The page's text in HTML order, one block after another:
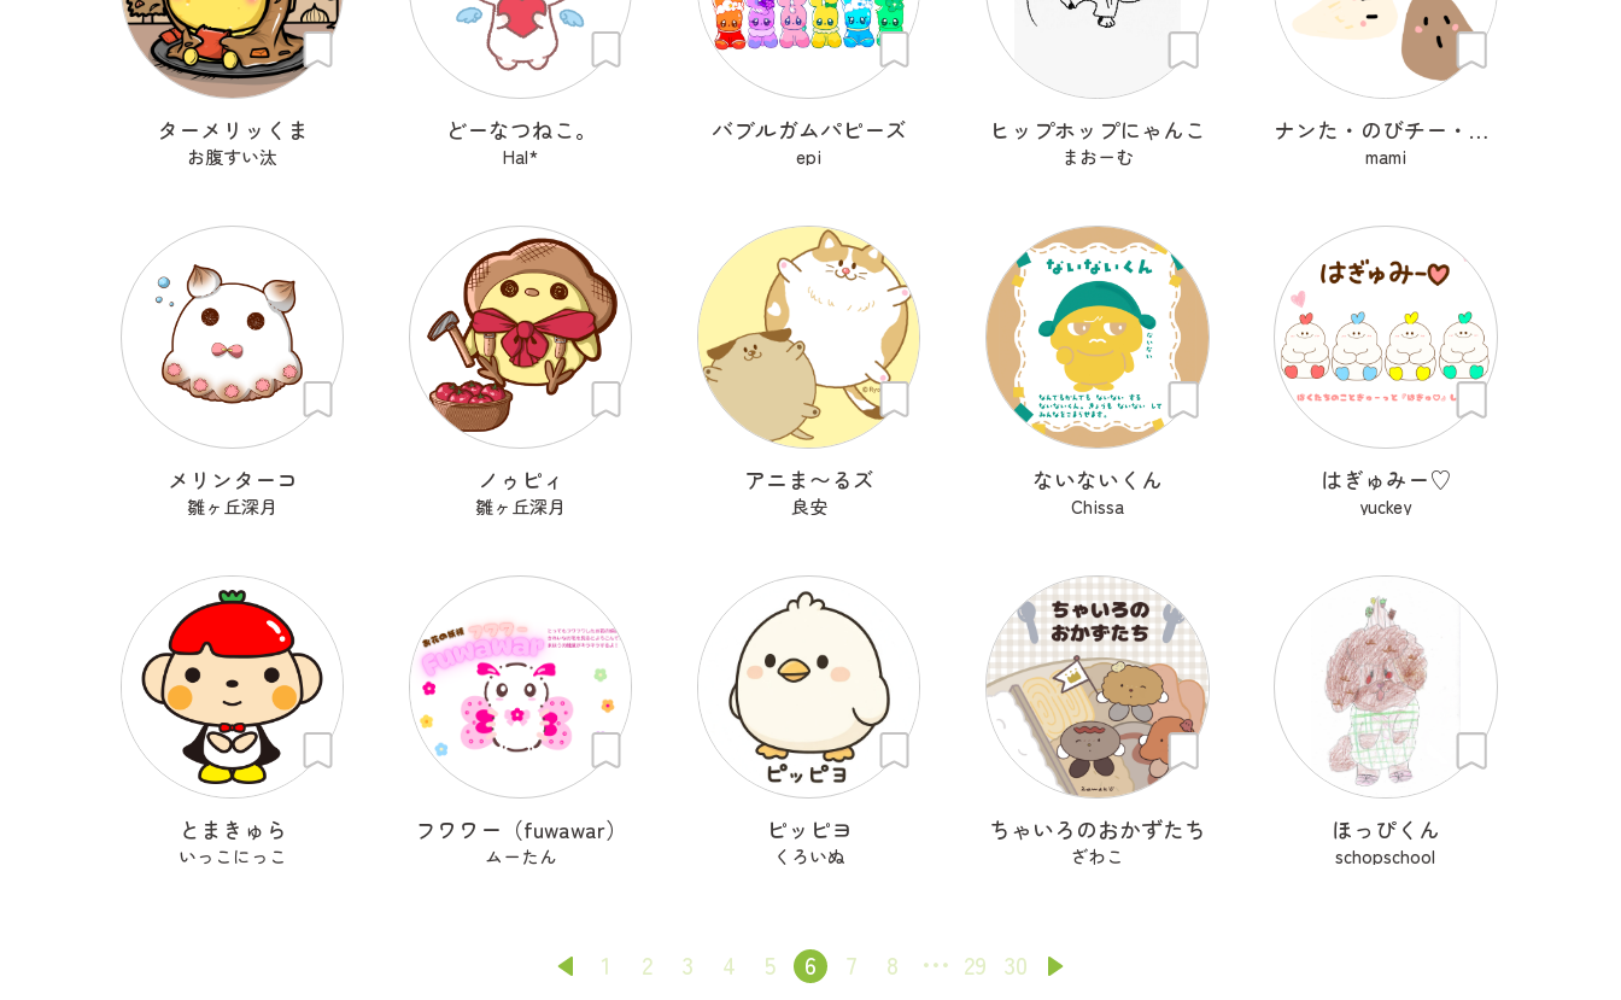
ターメリッくま
お腹すい汰
どーなつねこ。
Hal*
バブルガムパピーズ
epi
ヒップホップにゃんこ
まおーむ
ナンた・のびチー・ショコナン
mami
メリンターコ
雛ヶ丘深月
ノゥピィ
雛ヶ丘深月
アニま〜るズ
良安
ないないくん
Chissa
はぎゅみー♡
yuckey
とまきゅら
いっこにっこ
フワワー（fuwawar）
ムーたん
ピッピヨ
くろいぬ
ちゃいろのおかずたち
ざわこ
ほっぴくん
schopschool
1 2 3 4 5 6 7 8 29 30